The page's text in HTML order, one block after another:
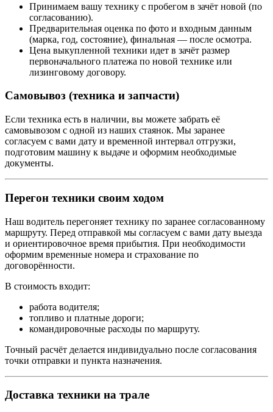
Принимаем вашу технику с пробегом в зачёт новой (по
согласованию).
Предварительная оценка по фото и входным данным
(марка, год, состояние), финальная — после осмотра.
Цена выкупленной техники идет в зачёт размер
первоначального платежа по новой технике или
лизинговому договору.
Самовывоз (техника и запчасти)
Если техника есть в наличии, вы можете забрать её
самовывозом с одной из наших стаянок. Мы заранее
согласуем с вами дату и временной интервал отгрузки,
подготовим машину к выдаче и оформим необходимые
документы.
Перегон техники своим ходом
Наш водитель перегоняет технику по заранее согласованному
маршруту. Перед отправкой мы согласуем с вами дату выезда
и ориентировочное время прибытия. При необходимости
оформим временные номера и страхование по
договорённости.
В стоимость входит:
работа водителя;
топливо и платные дороги;
командировочные расходы по маршруту.
Точный расчёт делается индивидуально после согласования
точки отправки и пункта назначения.
Доставка техники на трале